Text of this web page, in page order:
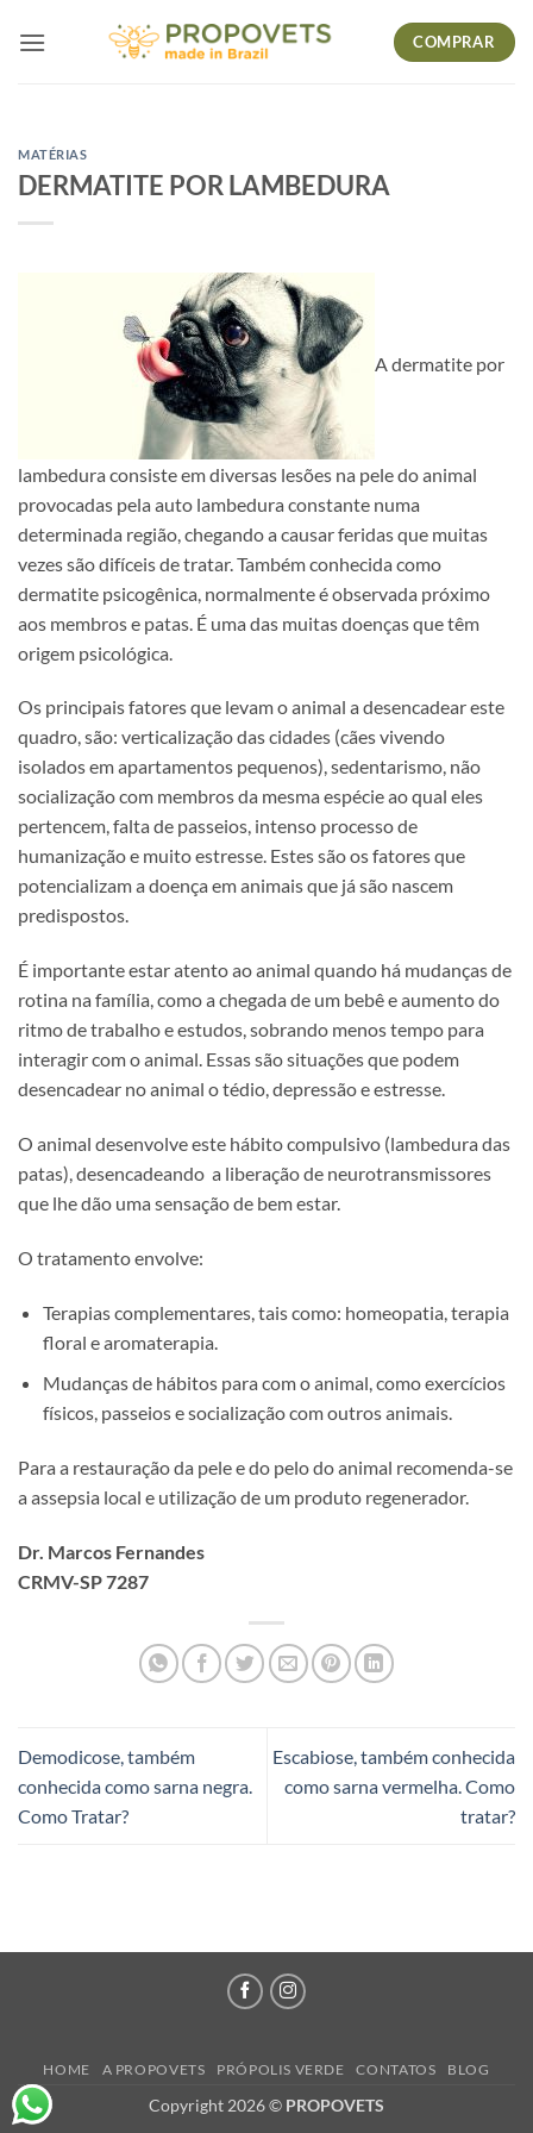
COMPRAR
MATÉRIAS
DERMATITE POR LAMBEDURA
A dermatite por
lambedura consiste em diversas lesões na pele do animal
provocadas pela auto lambedura constante numa
determinada região, chegando a causar feridas que muitas
vezes são difíceis de tratar. Também conhecida como
dermatite psicogênica, normalmente é observada próximo
aos membros e patas. É uma das muitas doenças que têm
origem psicológica.
Os principais fatores que levam o animal a desencadear este
quadro, são: verticalização das cidades (cães vivendo
isolados em apartamentos pequenos), sedentarismo, não
socialização com membros da mesma espécie ao qual eles
pertencem, falta de passeios, intenso processo de
humanização e muito estresse. Estes são os fatores que
potencializam a doença em animais que já são nascem
predispostos.
É importante estar atento ao animal quando há mudanças de
rotina na família, como a chegada de um bebê e aumento do
ritmo de trabalho e estudos, sobrando menos tempo para
interagir com o animal. Essas são situações que podem
desencadear no animal o tédio, depressão e estresse.
O animal desenvolve este hábito compulsivo (lambedura das
patas), desencadeando a liberação de neurotransmissores
que lhe dão uma sensação de bem estar.
O tratamento envolve:
Terapias complementares, tais como: homeopatia, terapia
floral e aromaterapia.
Mudanças de hábitos para com o animal, como exercícios
físicos, passeios e socialização com outros animais.
Para a restauração da pele e do pelo do animal recomenda-se
a assepsia local e utilização de um produto regenerador.
Dr. Marcos Fernandes
CRMV-SP 7287
Demodicose, também
conhecida como sarna negra.
Como Tratar?
Escabiose, também conhecida
como sarna vermelha. Como
tratar?
HOME A PROPOVETS PRÓPOLIS VERDE CONTATOS BLOG
Copyright 2026 © PROPOVETS